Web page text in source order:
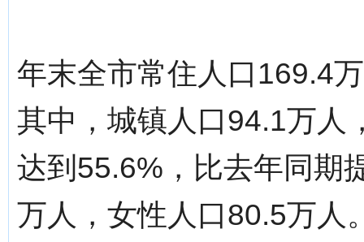
年末全市常住人口169.4
其中，城镇人口94.1万人
达到55.6%，比去年同期
万人，女性人口80.5万